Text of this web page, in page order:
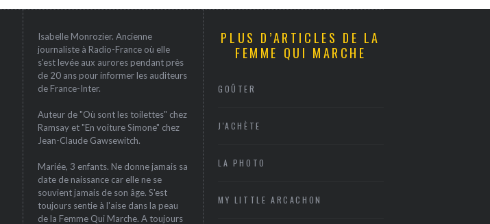
Isabelle Monrozier. Ancienne
journaliste à Radio-France où elle
s'est levée aux aurores pendant près
de 20 ans pour informer les auditeurs
de France-Inter.
Auteur de "Où sont les toilettes" chez
Ramsay et "En voiture Simone" chez
Jean-Claude Gawsewitch.
Mariée, 3 enfants. Ne donne jamais sa
date de naissance car elle ne se
souvient jamais de son âge. S'est
toujours sentie à l'aise dans la peau
de la Femme Qui Marche. A toujours
PLUS D’ARTICLES DE LA
FEMME QUI MARCHE
GOÛTER
J'ACHÈTE
LA PHOTO
MY LITTLE ARCACHON